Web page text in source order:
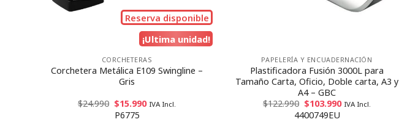
¡Ultima unidad!
Reserva disponible
CORCHETERAS
Corchetera Metálica E109 Swingline –
Gris
$24.990 $15.990 IVA Incl.
P6775
PAPELERÍA Y ENCUADERNACIÓN
Plastificadora Fusión 3000L para
Tamaño Carta, Oficio, Doble carta, A3 y
A4 – GBC
$122.990 $103.990 IVA Incl.
4400749EU